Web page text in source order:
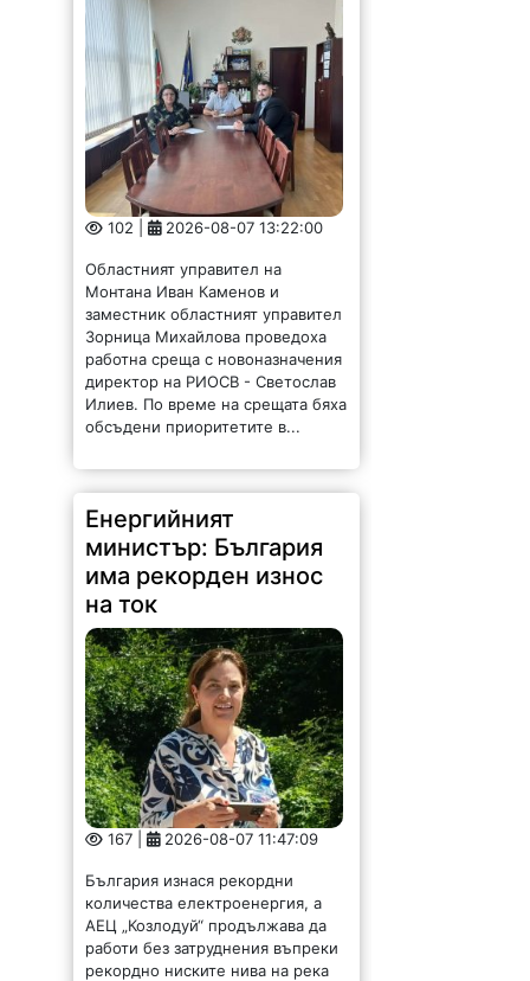
102 | 2026-08-07 13:22:00
Областният управител на
Монтана Иван Каменов и
заместник областният управител
Зорница Михайлова проведоха
работна среща с новоназначения
директор на РИОСВ - Светослав
Илиев. По време на срещата бяха
обсъдени приоритетите в...
Енергийният
министър: България
има рекорден износ
на ток
167 | 2026-08-07 11:47:09
България изнася рекордни
количества електроенергия, а
АЕЦ „Козлодуй“ продължава да
работи без затруднения въпреки
рекордно ниските нива на река